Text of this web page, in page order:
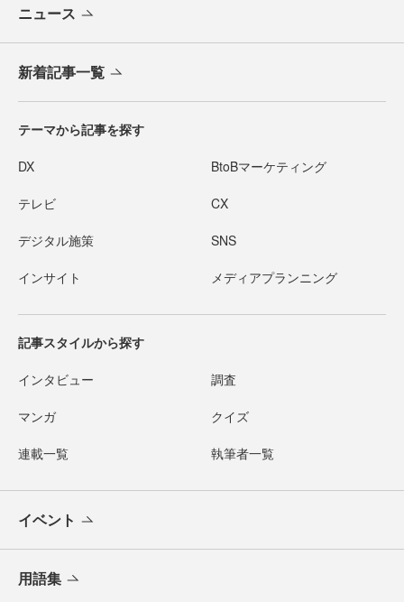
ニュース
新着記事一覧
テーマから記事を探す
DX BtoBマーケティング
テレビ CX
デジタル施策 SNS
インサイト メディアプランニング
記事スタイルから探す
インタビュー 調査
マンガ クイズ
連載一覧 執筆者一覧
イベント
用語集